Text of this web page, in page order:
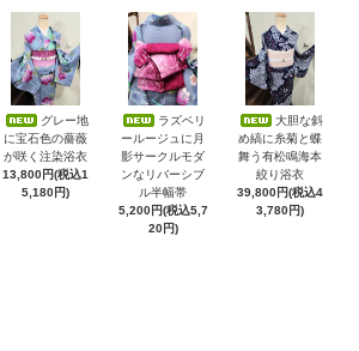
グレー地
に宝石色の薔薇
が咲く注染浴衣
13,800円(税込1
5,180円)
ラズベリ
ールージュに月
影サークルモダ
ンなリバーシブ
ル半幅帯
5,200円(税込5,7
20円)
大胆な斜
め縞に糸菊と蝶
舞う有松鳴海本
絞り浴衣
39,800円(税込4
3,780円)